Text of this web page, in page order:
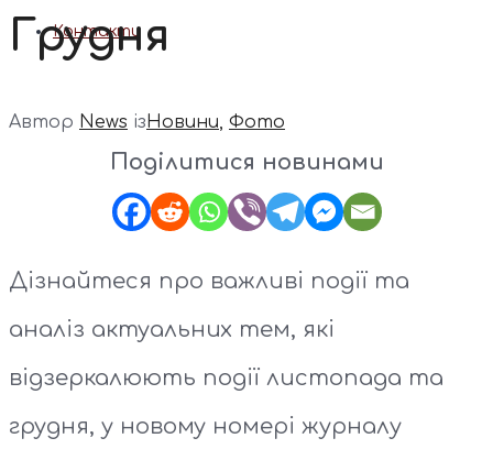
Контакти
Грудня
Автор News ізНовини, Фото
Поділитися новинами
Дізнайтеся про важливі події та
аналіз актуальних тем, які
відзеркалюють події листопада та
грудня, у новому номері журналу